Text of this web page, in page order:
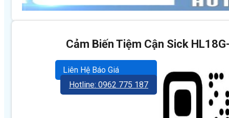
Cảm Biến Tiệm Cận Sick
Liên Hệ Báo Giá
Hotline: 0962 775 187